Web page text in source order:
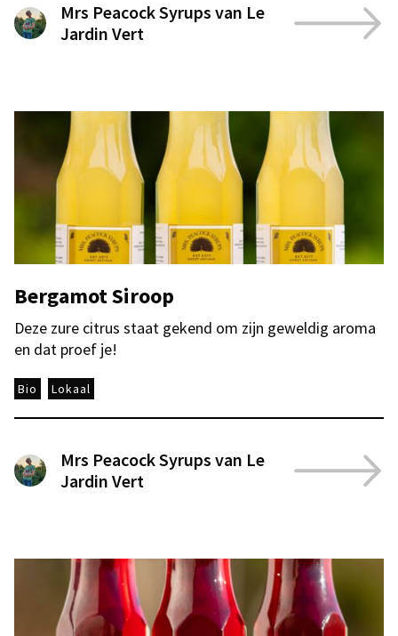
Mrs Peacock Syrups van Le
Jardin Vert
Bergamot Siroop
Deze zure citrus staat gekend om zijn geweldig aroma
en dat proef je!
Bio Lokaal
Mrs Peacock Syrups van Le
Jardin Vert